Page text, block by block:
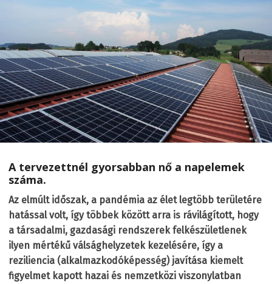
A tervezettnél gyorsabban nő a napelemek
száma.
Az elmúlt időszak, a pandémia az élet legtöbb területére
hatással volt, így többek között arra is rávilágított, hogy
a társadalmi, gazdasági rendszerek felkészületlenek
ilyen mértékű válsághelyzetek kezelésére, így a
reziliencia (alkalmazkodóképesség) javítása kiemelt
figyelmet kapott hazai és nemzetközi viszonylatban